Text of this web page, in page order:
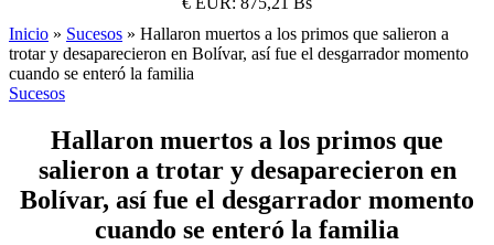
Inicio » Sucesos » Hallaron muertos a los primos que salieron a
trotar y desaparecieron en Bolívar, así fue el desgarrador momento
cuando se enteró la familia
Sucesos
Hallaron muertos a los primos que
salieron a trotar y desaparecieron en
Bolívar, así fue el desgarrador momento
cuando se enteró la familia